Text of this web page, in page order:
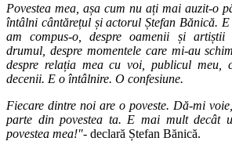
Povestea mea, așa cum nu ați mai auzit-o
întâlni cântărețul și actorul Ștefan Bănică. E
am compus-o, despre oamenii și artiștii
drumul, despre momentele care mi-au
despre relația mea cu voi, publicul meu,
decenii. E o întâlnire. O confesiune.
Fiecare dintre noi are o poveste. Dă-mi
parte din povestea ta. E mai mult decât
povestea mea!"- declară Ștefan Bănică.